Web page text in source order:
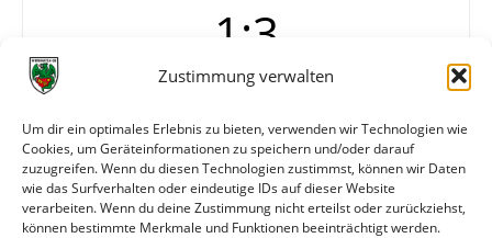
Zustimmung verwalten
Um dir ein optimales Erlebnis zu bieten, verwenden wir Technologien wie
Cookies, um Geräteinformationen zu speichern und/oder darauf
zuzugreifen. Wenn du diesen Technologien zustimmst, können wir Daten
wie das Surfverhalten oder eindeutige IDs auf dieser Website
verarbeiten. Wenn du deine Zustimmung nicht erteilst oder zurückziehst,
können bestimmte Merkmale und Funktionen beeinträchtigt werden.
1:3
0:2 A. Schmidt
0:3 A. Schmidt (87.)
1:3 Rück (90.)